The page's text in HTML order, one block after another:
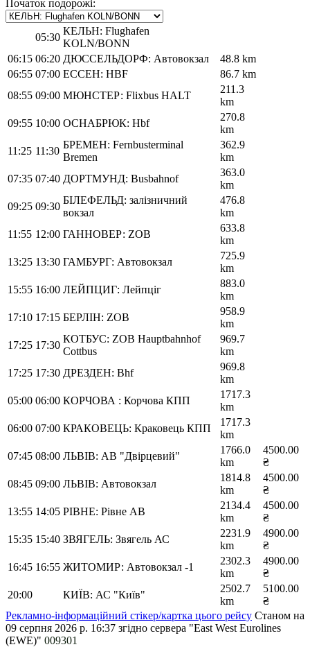
Початок подорожі:
05:30
КЕЛЬН: Flughafen
KOLN/BONN
06:15 06:20 ДЮССЕЛЬДОРФ: Автовокзал
48.8 km
06:55 07:00 ЕССЕН: HBF
86.7 km
08:55 09:00 МЮНСТЕР: Flixbus HALT
211.3
km
09:55 10:00 ОСНАБРЮК: Hbf
270.8
km
11:25 11:30
БРЕМЕН: Fernbusterminal
Bremen
362.9
km
07:35 07:40 ДОРТМУНД: Busbahnof
363.0
km
09:25 09:30
БІЛЕФЕЛЬД: залізничний
вокзал
476.8
km
11:55 12:00 ГАННОВЕР: ZOB
633.8
km
13:25 13:30 ГАМБУРГ: Автовокзал
725.9
km
15:55 16:00 ЛЕЙПЦИГ: Лейпціг
883.0
km
17:10 17:15 БЕРЛІН: ZOB
958.9
km
17:25 17:30
КОТБУС: ZOB Hauptbahnhof
Cottbus
969.7
km
17:25 17:30 ДРЕЗДЕН: Bhf
969.8
km
05:00 06:00 КОРЧОВА : Корчова КПП
1717.3
km
06:00 07:00 КРАКОВЕЦЬ: Краковець КПП
1717.3
km
07:45 08:00 ЛЬВІВ: АВ "Двірцевий"
1766.0
km
4500.00
₴
08:45 09:00 ЛЬВІВ: Автовокзал
1814.8
km
4500.00
₴
13:55 14:05 РІВНЕ: Рівне АВ
2134.4
km
4500.00
₴
15:35 15:40 ЗВЯГЕЛЬ: Звягель АС
2231.9
km
4900.00
₴
16:45 16:55 ЖИТОМИР: Автовокзал -1
2302.3
km
4900.00
₴
20:00
КИЇВ: АС "Київ"
2502.7
km
5100.00
₴
Рекламно-інформаційний стікер/картка цього рейсу Станом на
09 серпня 2026 р. 16:37 згідно сервера "East West Eurolines
(EWE)" 009301